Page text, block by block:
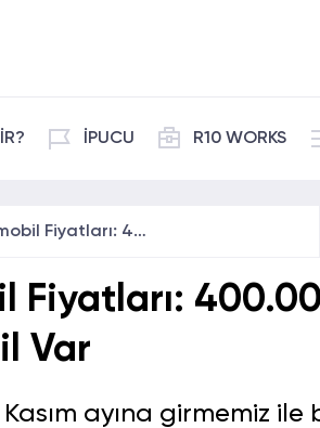
İPUCU R10 WORKS
2022 Kasım Otomobil Fiyatları: 400.000 TL’nin Altında Tek Otomobil Var
Fiyatları:
Var
ayına girmemiz ile